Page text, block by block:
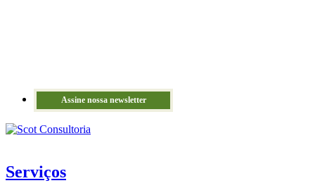
Assine nossa newsletter
Serviços